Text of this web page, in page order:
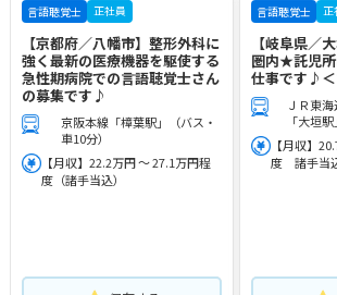
言語聴覚士 正社員
【京都府／八幡市】整形外科に
強く最新の医療機器を駆使する
急性期病院での言語聴覚士さん
の募集です♪
京阪本線「樟葉駅」（バス・
車10分）
【月収】22.2万円 ～ 27.1万円程
度（諸手当込）
言語聴覚士 正
【岐阜県／
圏内★託児
仕事です♪
ＪＲ東
「大垣
【月収】
度 諸手当